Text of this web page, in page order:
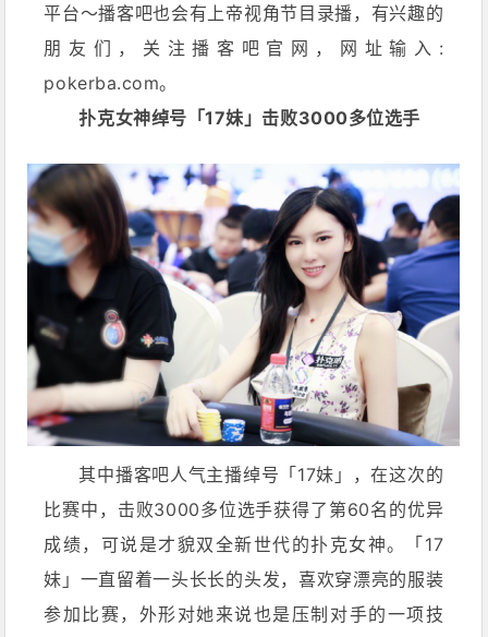
平台～播客吧也会有上帝视角节目录播，有兴趣的
朋友们，关注播客吧官网，网址输入:
pokerba.com。
扑克女神绰号「17妹」击败3000多位选手
其中播客吧人气主播绰号「17妹」，在这次的
比赛中，击败3000多位选手获得了第60名的优异
成绩，可说是才貌双全新世代的扑克女神。「17
妹」一直留着一头长长的头发，喜欢穿漂亮的服装
参加比赛，外形对她来说也是压制对手的一项技